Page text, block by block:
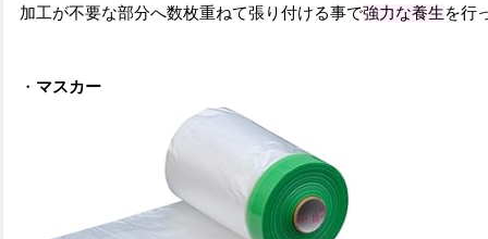
加工が不要な部分へ数枚重ねて張り付ける事で強力な養生を行
・ マスカー